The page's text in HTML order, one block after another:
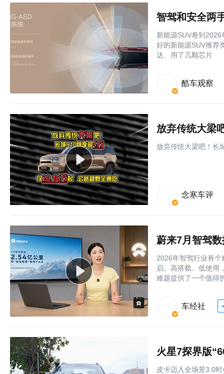
智驾和安全两
新能源SUV卷到
好的新能源SUV推荐
达、用了几颗芯片
酷车观察
放弃传统大梁吧！长
念寒车评
蔚来7月智驾
2026年智驾行业有
启。高搭载、低使用
难题提供了一个值得
车经社
火星7探界版
皮卡迈入全场景3.0